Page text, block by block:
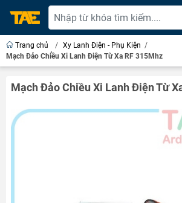
Trang chủ / Xy Lanh Điện - Phụ Kiện /
Mạch Đảo Chiều Xi Lanh Điện Từ Xa RF 315Mhz
Mạch Đảo Chiều Xi Lanh Điện Từ